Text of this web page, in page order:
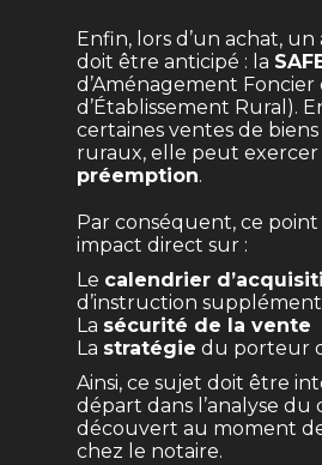
Enfin, lors d’un achat,
doit être anticipé : la
d’Aménagement Foncier
d’Établissement Rural).
certaines ventes de
ruraux, elle peut
préemption.
Par conséquent, ce
impact direct sur :
Le calendrier
d’instruction
La sécurité de la vente
La stratégie du porteur
Ainsi, ce sujet doit être
départ dans l’analyse du
découvert au moment
chez le notaire.